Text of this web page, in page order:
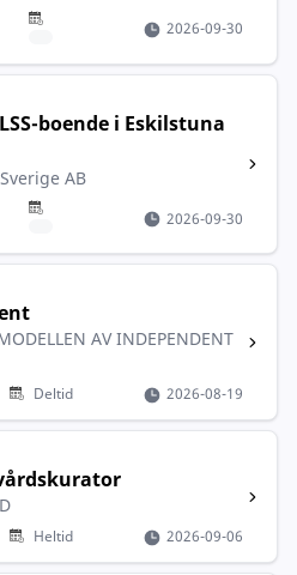
2026-09-30
boende i Eskilstuna
AB
2026-09-30
AV INDEPENDENT
Deltid 2026-08-19
Heltid 2026-09-06